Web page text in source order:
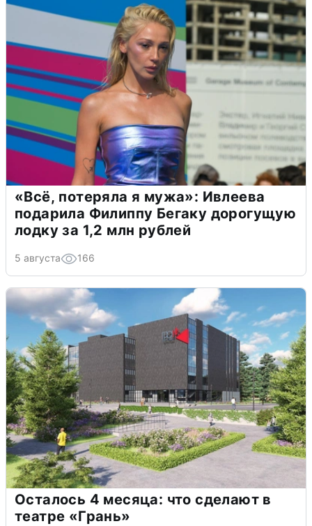
«Всё, потеряла я мужа»: Ивлеева
подарила Филиппу Бегаку дорогущую
лодку за 1,2 млн рублей
5 августа 166
Осталось 4 месяца: что сделают в
театре «Грань»